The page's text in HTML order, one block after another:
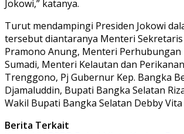
Jokowi,” katanya.
Turut mendampingi Presiden Jokowi
tersebut diantaranya Menteri
Pramono Anung, Menteri Perhubungan
Sumadi, Menteri Kelautan dan
Trenggono, Pj Gubernur Kep. Bangka
Djamaluddin, Bupati Bangka Selatan
Wakil Bupati Bangka Selatan Debby
Berita Terkait